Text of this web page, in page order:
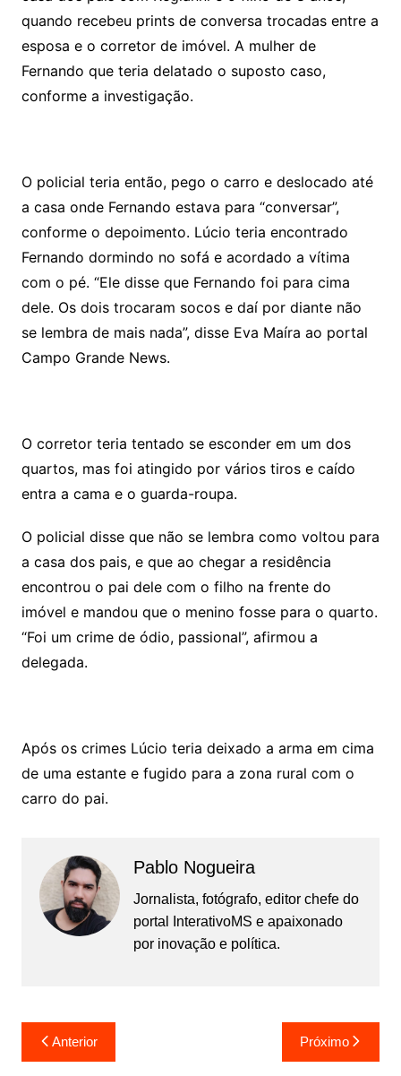
quando recebeu prints de conversa trocadas entre a
esposa e o corretor de imóvel. A mulher de
Fernando que teria delatado o suposto caso,
conforme a investigação.
O policial teria então, pego o carro e deslocado até
a casa onde Fernando estava para “conversar”,
conforme o depoimento. Lúcio teria encontrado
Fernando dormindo no sofá e acordado a vítima
com o pé. “Ele disse que Fernando foi para cima
dele. Os dois trocaram socos e daí por diante não
se lembra de mais nada”, disse Eva Maíra ao portal
Campo Grande News.
O corretor teria tentado se esconder em um dos
quartos, mas foi atingido por vários tiros e caído
entra a cama e o guarda-roupa.
O policial disse que não se lembra como voltou para
a casa dos pais, e que ao chegar a residência
encontrou o pai dele com o filho na frente do
imóvel e mandou que o menino fosse para o quarto.
“Foi um crime de ódio, passional”, afirmou a
delegada.
Após os crimes Lúcio teria deixado a arma em cima
de uma estante e fugido para a zona rural com o
carro do pai.
Pablo Nogueira
Jornalista, fotógrafo, editor chefe do
portal InterativoMS e apaixonado
por inovação e política.
Navegação
de
Anterior Próximo